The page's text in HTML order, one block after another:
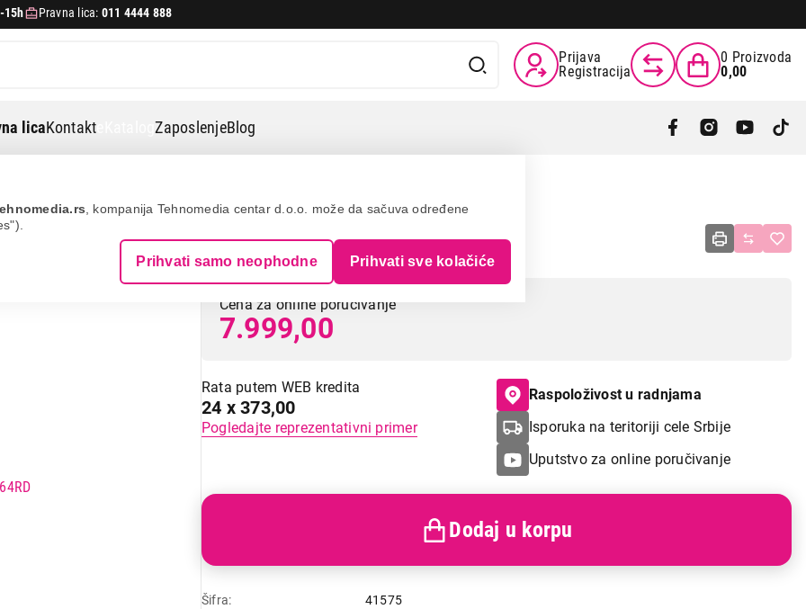
, kompanija Tehnomedia centar d.o.o. može da sačuva određene
Prihvati samo neophodne Prihvati sve kolačiće
15h Pravna lica: 011 4444 888
Prijava
Registracija
0 Proizvoda
0,00
licaKontakt eKatalogZaposlenjeBlog
SENCOR SHB4364RD
Cena za online poručivanje
7.999,00
Rata putem WEB kredita
24 x 373,00
Pogledajte reprezentativni primer
Raspoloživost u radnjama
Isporuka na teritoriji cele Srbije
Uputstvo za online poručivanje
Šifra
41575
Dodaj u korpu